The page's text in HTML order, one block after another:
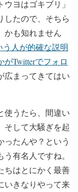
ヨはゴキブリ」
したので、そちら
かも知れません
う人が的確な説明
Twitterでフォロ
広まってきてはい
使うたら、間違い
そして大騒ぎを起
ったんや？という
有名人ですね。
ちはとにかく最善
いきなりやって来